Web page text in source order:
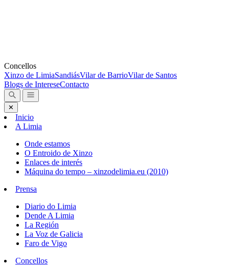
Concellos
Xinzo de LimiaSandiásVilar de BarrioVilar de Santos
Blogs de IntereseContacto
✕
Inicio
A Limia
Onde estamos
O Entroido de Xinzo
Enlaces de interés
Máquina do tempo – xinzodelimia.eu (2010)
Prensa
Diario do Limia
Dende A Limia
La Región
La Voz de Galicia
Faro de Vigo
Concellos